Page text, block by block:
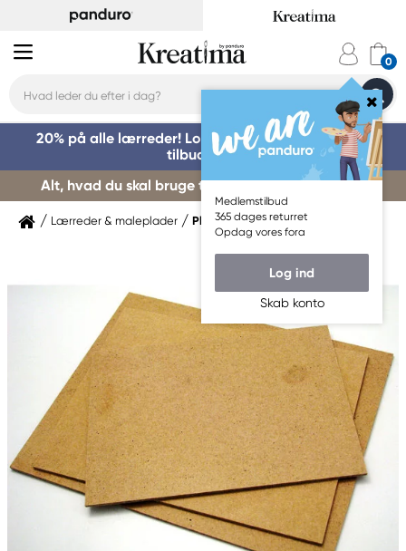
Medlemstilbud
365 dages returret
Opdag vores fora
Log ind
Skab konto
20% på alle lærreder! Log på for at benytte dig af
tilbuddet »
Alt, hvad du skal bruge til kursusstart – køb her »
Lærreder & maleplader Plader